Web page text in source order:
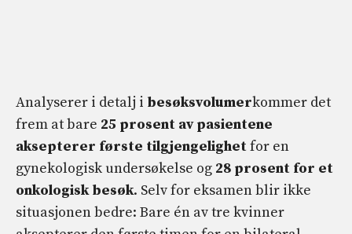
Analyserer i detalj i besøksvolumerkommer det
frem at bare 25 prosent av pasientene
aksepterer første tilgjengelighetfor en
gynekologisk undersøkelse og 28 prosent for et
onkologisk besøk. Selv for eksamen blir ikke
situasjonen bedre: Bare én av tre kvinner